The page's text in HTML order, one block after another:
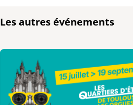
Les autres événements